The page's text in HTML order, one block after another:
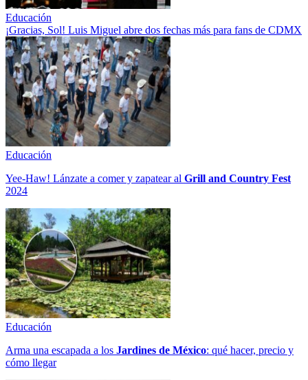
Educación
¡Gracias, Sol! Luis Miguel abre dos fechas más para fans de CDMX
Educación
Yee-Haw! Lánzate a comer y zapatear al Grill and Country Fest
2024
Educación
Arma una escapada a los Jardines de México: qué hacer, precio y
cómo llegar